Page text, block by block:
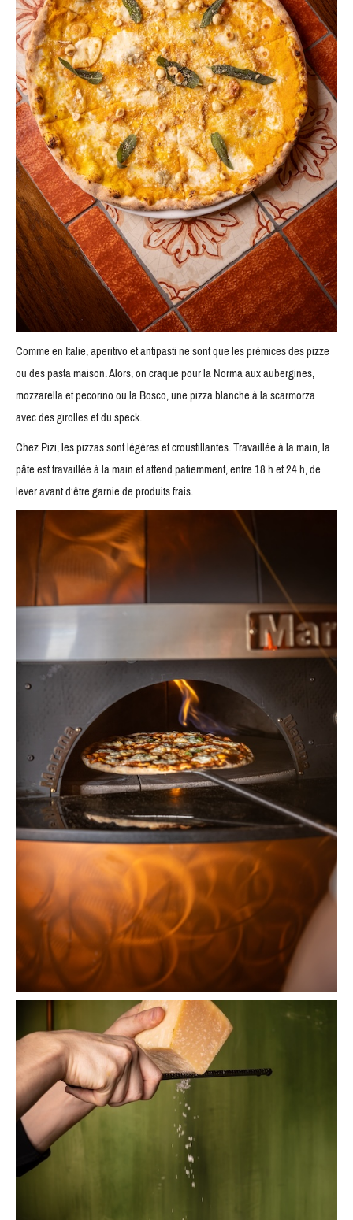
Comme en Italie, aperitivo et antipasti ne sont que les prémices des pizze
ou des pasta maison. Alors, on craque pour la Norma aux aubergines,
mozzarella et pecorino ou la Bosco, une pizza blanche à la scarmorza
avec des girolles et du speck.
Chez Pizi, les pizzas sont légères et croustillantes. Travaillée à la main, la
pâte est travaillée à la main et attend patiemment, entre 18 h et 24 h, de
lever avant d’être garnie de produits frais.